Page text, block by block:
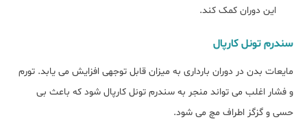
این دوران کمک کند.
سندرم تونل کارپال
مایعات بدن در دوران بارداری به میزان قابل توجهی افزایش می یابد. تورم
و فشار اغلب می تواند منجر به سندرم تونل کارپال شود که باعث بی
حسی و گزگز اطراف مچ می شود.